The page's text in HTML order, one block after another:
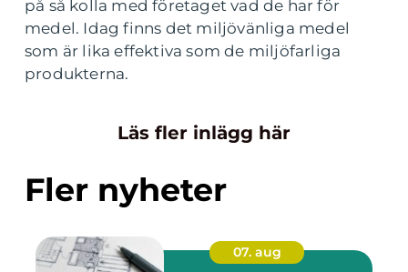
på så kolla med företaget vad de har för
medel. Idag finns det miljövänliga medel
som är lika effektiva som de miljöfarliga
produkterna.
Läs fler inlägg här
Fler nyheter
07. aug